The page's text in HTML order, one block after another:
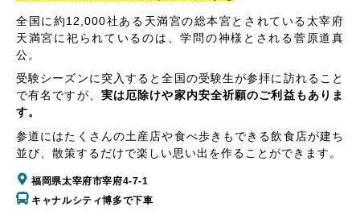
全国に約12,000社ある天満宮の総本宮とされている太宰府
天満宮に祀られているのは、学問の神様とされる菅原道真
公。
受験シーズンに突入すると全国の受験生が参拝に訪れること
で有名ですが、 実は厄除けや家内安全祈願のご利益もありま
す。
参道にはたくさんの土産店や食べ歩きもできる飲食店が建ち
並び、散策するだけで楽しい思い出を作ることができます。
福岡県太宰府市宰府4-7-1
キャナルシティ博多で下車